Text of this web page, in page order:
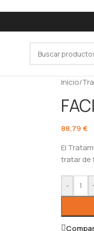
Inicio/
88,79€
El
tratar de
-